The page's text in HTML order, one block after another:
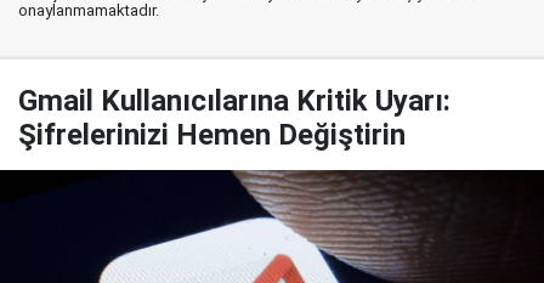
onaylanmamaktadır.
Gmail Kullanıcılarına Kritik Uyarı:
Şifrelerinizi Hemen Değiştirin